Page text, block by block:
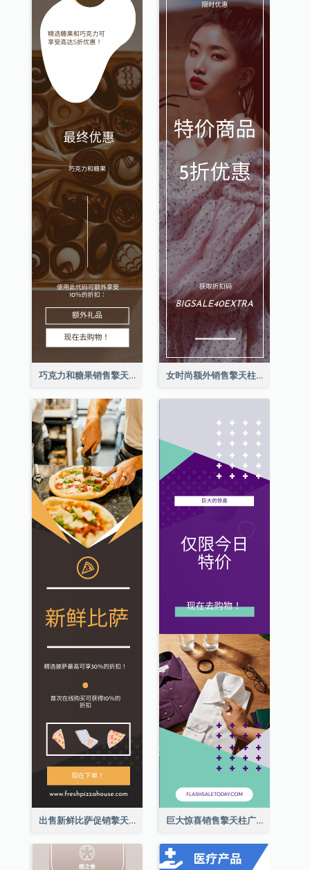
巧克力和糖果销售擎天柱广告 女时尚额外销售擎天柱广告
出售新鲜比萨促销擎天柱广告 巨大惊喜销售擎天柱广告